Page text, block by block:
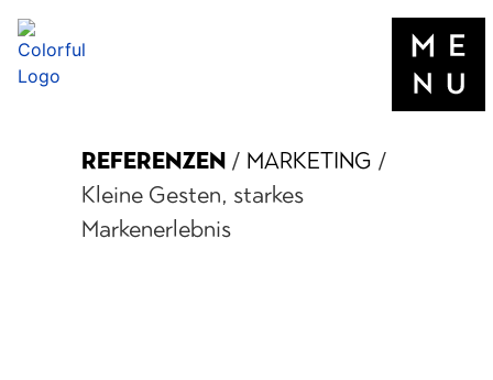
REFERENZEN/ MARKETING /
Kleine Gesten, starkes
Markenerlebnis